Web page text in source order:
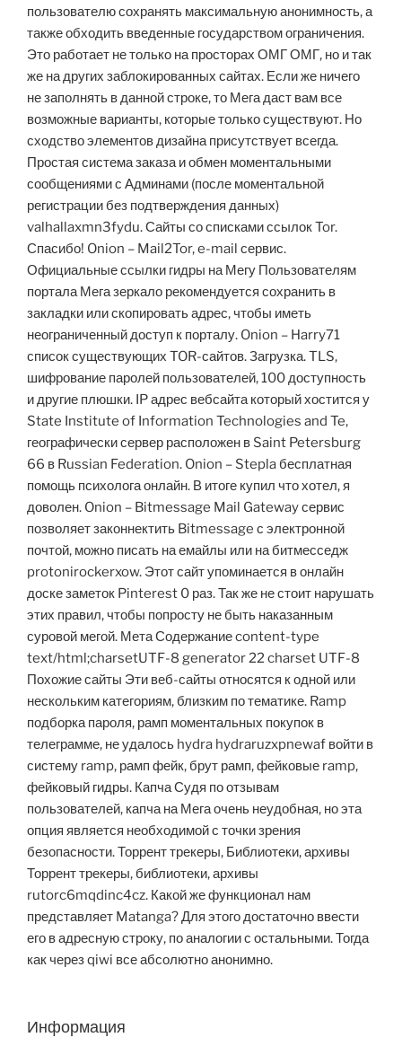
пользователю сохранять максимальную анонимность, а
также обходить введенные государством ограничения.
Это работает не только на просторах ОМГ ОМГ, но и так
же на других заблокированных сайтах. Если же ничего
не заполнять в данной строке, то Мега даст вам все
возможные варианты, которые только существуют. Но
сходство элементов дизайна присутствует всегда.
Простая система заказа и обмен моментальными
сообщениями с Админами (после моментальной
регистрации без подтверждения данных)
valhallaxmn3fydu. Сайты со списками ссылок Tor.
Спасибо! Onion – Mail2Tor, e-mail сервис.
Официальные ссылки гидры на Мегу Пользователям
портала Мега зеркало рекомендуется сохранить в
закладки или скопировать адрес, чтобы иметь
неограниченный доступ к порталу. Onion – Harry71
список существующих TOR-сайтов. Загрузка. TLS,
шифрование паролей пользователей, 100 доступность
и другие плюшки. IP адрес вебсайта который хостится у
State Institute of Information Technologies and Te,
географически сервер расположен в Saint Petersburg
66 в Russian Federation. Onion – Stepla бесплатная
помощь психолога онлайн. В итоге купил что хотел, я
доволен. Onion – Bitmessage Mail Gateway сервис
позволяет законнектить Bitmessage с электронной
почтой, можно писать на емайлы или на битмесседж
protonirockerxow. Этот сайт упоминается в онлайн
доске заметок Pinterest 0 раз. Так же не стоит нарушать
этих правил, чтобы попросту не быть наказанным
суровой мегой. Мета Содержание content-type
text/html;charsetUTF-8 generator 22 charset UTF-8
Похожие сайты Эти веб-сайты относятся к одной или
нескольким категориям, близким по тематике. Ramp
подборка пароля, рамп моментальных покупок в
телеграмме, не удалось hydra hydraruzxpnewaf войти в
систему ramp, рамп фейк, брут рамп, фейковые ramp,
фейковый гидры. Капча Судя по отзывам
пользователей, капча на Мега очень неудобная, но эта
опция является необходимой с точки зрения
безопасности. Торрент трекеры, Библиотеки, архивы
Торрент трекеры, библиотеки, архивы
rutorc6mqdinc4cz. Какой же функционал нам
представляет Matanga? Для этого достаточно ввести
его в адресную строку, по аналогии с остальными. Тогда
как через qiwi все абсолютно анонимно.
Информация